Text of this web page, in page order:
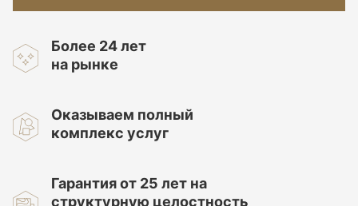
Более 24 лет
на рынке
Оказываем полный
комплекс услуг
Гарантия от 25 лет на
структурную целостность